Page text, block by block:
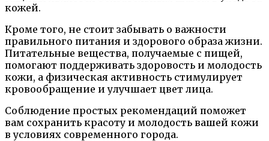
кожей.
Кроме того, не стоит забывать о важности
правильного питания и здорового образа жизни.
Питательные вещества, получаемые с пищей,
помогают поддерживать здоровость и молодость
кожи, а физическая активность стимулирует
кровообращение и улучшает цвет лица.
Соблюдение простых рекомендаций поможет
вам сохранить красоту и молодость вашей кожи
в условиях современного города.